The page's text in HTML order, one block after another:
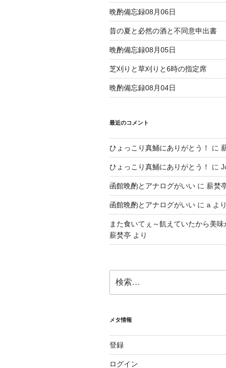
晩酌備忘録08月06日
昔の夏と必然の酒と不同意申出書
晩酌備忘録08月05日
芝刈りと草刈りと6時の指定席
晩酌備忘録08月04日
最近のコメント
ひょっこり真鯒にありがとう！ に
ひょっこり真鯒にありがとう！ に
函館晩酌とアナログがいい に 薪焚
函館晩酌とアナログがいい に a より
また食いてぇ～飢えていたから美味
薪焚亭 より
索:
メタ情報
登録
ログイン